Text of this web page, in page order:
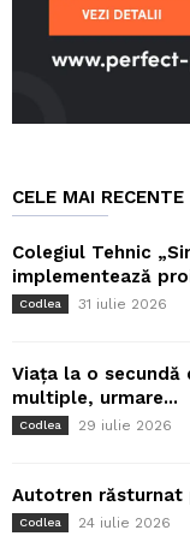
CELE MAI
Colegiul Tehnic
implementează
Codlea 31 iulie 2026
Viața la o secundă
multiple, urmare...
Codlea 29 iulie 2026
Autotren răsturnat
Codlea 24 iulie 2026